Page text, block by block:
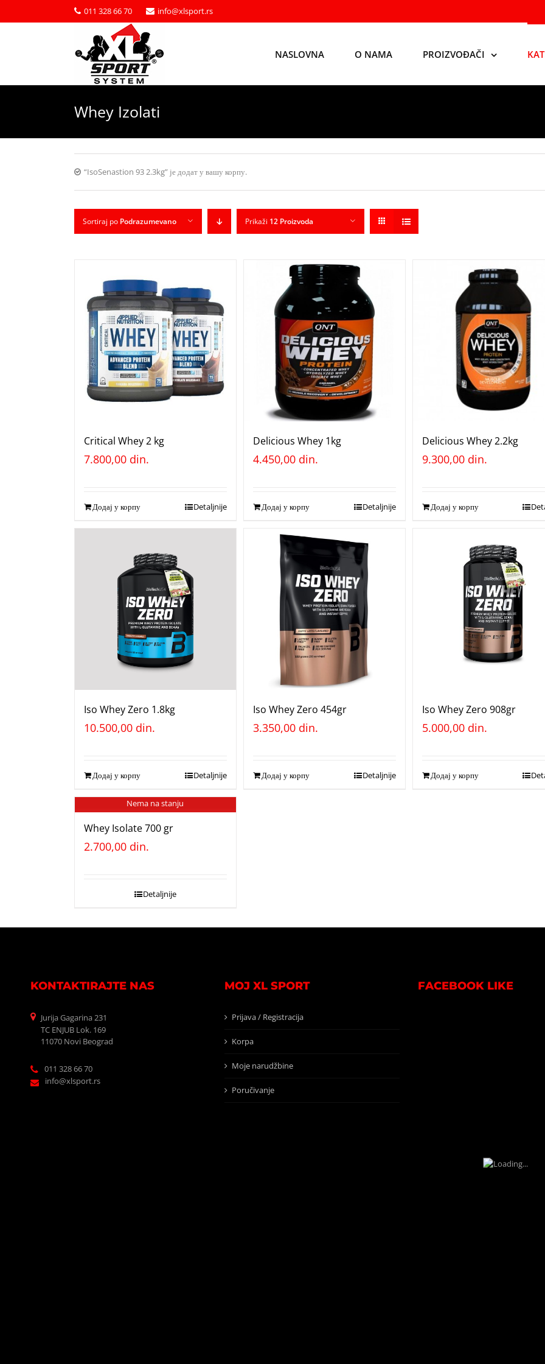
011 328 66 70 info@xlsport.rs
NASLOVNA O NAMA PROIZVOĐAČI
Whey Izolati
“IsoSenastion 93 2.3kg” је додат у вашу корпу.
Sortiraj po Podrazumevano Prikaži 12 Proizvoda
Critical Whey 2 kg
7.800,00 din.
Додај у корпу Detaljnije
Delicious Whey 1kg
4.450,00 din.
Додај у корпу Detaljnije
Delicious Whey 2.2kg
9.300,00 din.
Додај у корпу
Iso Whey Zero 1.8kg
10.500,00 din.
Додај у корпу Detaljnije
Iso Whey Zero 454gr
3.350,00 din.
Додај у корпу Detaljnije
Iso Whey Zero 908gr
5.000,00 din.
Додај у корпу
Nema na stanju
Whey Isolate 700 gr
2.700,00 din.
Detaljnije
KONTAKTIRAJTE NAS
Jurija Gagarina 231
TC ENJUB Lok. 169
11070 Novi Beograd
011 328 66 70
info@xlsport.rs
MOJ XL SPORT
Prijava / Registracija
Korpa
Moje narudžbine
Poručivanje
FACEBOOK LIKE